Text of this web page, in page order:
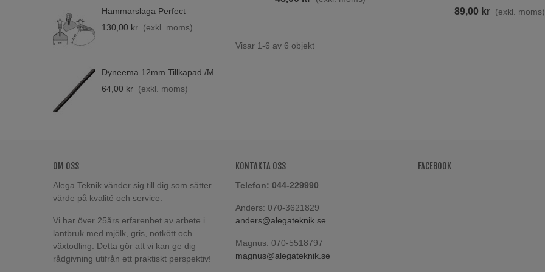
Hammarslaga Perfect
130,00 kr (exkl. moms)
Dyneema 12mm Tillkapad /m
64,00 kr (exkl. moms)
89,00 kr (exkl. moms)
Visar 1-6 av 6 objekt
OM OSS
Alega Teknik vänder sig till dig som sätter
värde på kvalité och service.
Vi har över 25års erfarenhet av arbete i
lantbruk med mjölk, gris, nötkött och
växtodling. Detta gör att vi kan ge dig
rådgivning utifrån ett praktiskt perspektiv!
KONTAKTA OSS
Telefon: 044-229990
Anders: 070-3621829
anders@alegateknik.se
Magnus: 070-5518797
magnus@alegateknik.se
FACEBOOK